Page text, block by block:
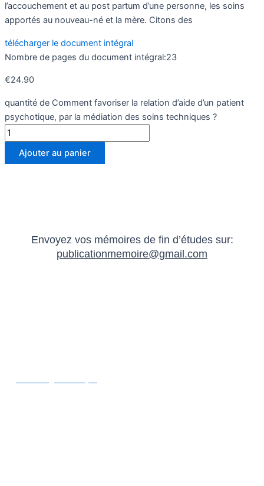
l’accouchement et au post partum d’une personne, les soins
apportés au nouveau-né et la mère. Citons des
télécharger le document intégral
Nombre de pages du document intégral:23
€24.90
quantité de Comment favoriser la relation d’aide d’un patient
psychotique, par la médiation des soins techniques ?
Ajouter au panier
Envoyez vos mémoires de fin d’études sur:
publicationmemoire@gmail.com